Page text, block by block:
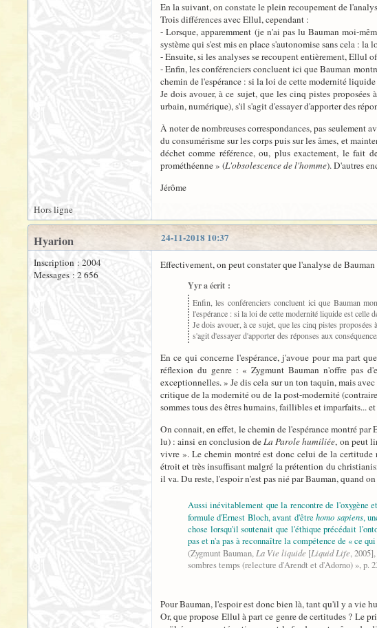
En la suivant, on constate le plein recoupement de
Trois différences avec Ellul, cependant :
- Lorsque, apparemment (je n'ai pas lu Bauman moi-
système qui s'est mis en place s'autonomise sans cela :
- Ensuite, si les analyses se recoupent entièrement, Ellul
- Enfin, les conférenciers concluent ici que Bauman
chemin de l'espérance : si la loi de cette modernité
Je dois avouer, à ce sujet, que les cinq pistes
urbain, numérique), s'il s'agit d'essayer d'apporter des
À noter de nombreuses correspondances, pas
du consumérisme sur les corps puis sur les âmes, et
déchet comme référence, ou, plus exactement, le fait
prométhéenne » (L'obsolescence de l'homme). D'autres
Jérôme
Hors ligne
24-11-2018 10:37
Hyarion
Inscription : 2004
Messages : 2 656
Effectivement, on peut constater que l'analyse de
Yyr a écrit :
Enfin, les conférenciers concluent ici que Bauman
l'espérance : si la loi de cette modernité liquide est
Je dois avouer, à ce sujet, que les cinq pistes
s'agit d'essayer d'apporter des réponses aux
En ce qui concerne l'espérance, j'avoue pour ma part
réflexion du genre : « Zygmunt Bauman n'offre pas
exceptionnelles. » Je dis cela sur un ton taquin, mais
critique de la modernité ou de la post-modernité
sommes tous des êtres humains, faillibles et imparfaits...
On connait, en effet, le chemin de l'espérance montré
lu) : ainsi en conclusion deLa Parole humiliée, on peut
vivre ». Le chemin montré est donc celui de la
étroit et très insuffisant malgré la prétention du
il va. Du reste, l'espoir n'est pas nié par Bauman, quand
Aussi inévitablement que la rencontre de l'oxygène
formule d'Ernest Bloch, avant d'êtrehomo sapiens,
chose lorsqu'il soutenait que l'éthique précédait
pas et n'a pas à reconnaître la compétence de « ce
(Zygmunt Bauman, La Vie liquide [Liquid Life,
sombres temps (relecture d'Arendt et d'Adorno) », p.
Pour Bauman, l'espoir est donc bien là, tant qu'il y a vie
Or, que propose Ellul à part ce genre de certitudes ? Le